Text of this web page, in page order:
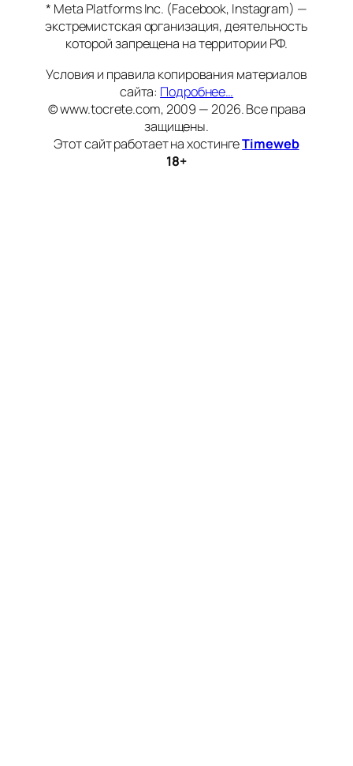
* Meta Platforms Inc. (Facebook, Instagram) —
экстремистская организация, деятельность
которой запрещена на территории РФ.
Условия и правила копирования материалов
сайта: Подробнее…
© www.tocrete.com, 2009 — 2026. Все права
защищены.
Этот сайт работает на хостингеTimeweb
18+